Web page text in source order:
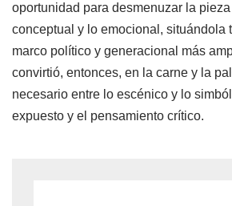
oportunidad para desmenuzar la
conceptual y lo emocional, situándola
marco político y generacional más
convirtió, entonces, en la carne y la
necesario entre lo escénico y lo
expuesto y el pensamiento crítico.